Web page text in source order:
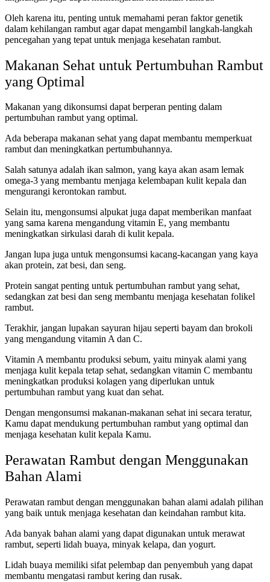
Oleh karena itu, penting untuk memahami peran faktor genetik
dalam kehilangan rambut agar dapat mengambil langkah-langkah
pencegahan yang tepat untuk menjaga kesehatan rambut.
Makanan Sehat untuk Pertumbuhan Rambut
yang Optimal
Makanan yang dikonsumsi dapat berperan penting dalam
pertumbuhan rambut yang optimal.
Ada beberapa makanan sehat yang dapat membantu memperkuat
rambut dan meningkatkan pertumbuhannya.
Salah satunya adalah ikan salmon, yang kaya akan asam lemak
omega-3 yang membantu menjaga kelembapan kulit kepala dan
mengurangi kerontokan rambut.
Selain itu, mengonsumsi alpukat juga dapat memberikan manfaat
yang sama karena mengandung vitamin E, yang membantu
meningkatkan sirkulasi darah di kulit kepala.
Jangan lupa juga untuk mengonsumsi kacang-kacangan yang kaya
akan protein, zat besi, dan seng.
Protein sangat penting untuk pertumbuhan rambut yang sehat,
sedangkan zat besi dan seng membantu menjaga kesehatan folikel
rambut.
Terakhir, jangan lupakan sayuran hijau seperti bayam dan brokoli
yang mengandung vitamin A dan C.
Vitamin A membantu produksi sebum, yaitu minyak alami yang
menjaga kulit kepala tetap sehat, sedangkan vitamin C membantu
meningkatkan produksi kolagen yang diperlukan untuk
pertumbuhan rambut yang kuat dan sehat.
Dengan mengonsumsi makanan-makanan sehat ini secara teratur,
Kamu dapat mendukung pertumbuhan rambut yang optimal dan
menjaga kesehatan kulit kepala Kamu.
Perawatan Rambut dengan Menggunakan
Bahan Alami
Perawatan rambut dengan menggunakan bahan alami adalah pilihan
yang baik untuk menjaga kesehatan dan keindahan rambut kita.
Ada banyak bahan alami yang dapat digunakan untuk merawat
rambut, seperti lidah buaya, minyak kelapa, dan yogurt.
Lidah buaya memiliki sifat pelembap dan penyembuh yang dapat
membantu mengatasi rambut kering dan rusak.